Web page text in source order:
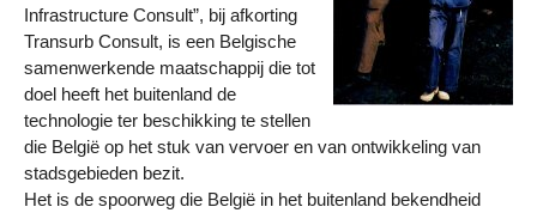
Infrastructure Consult”, bij afkorting
Transurb Consult, is een Belgische
samenwerkende maatschappij die tot
doel heeft het buitenland de
technologie ter beschikking te stellen
die België op het stuk van vervoer en van ontwikkeling van
stadsgebieden bezit.
Het is de spoorweg die België in het buitenland bekendheid